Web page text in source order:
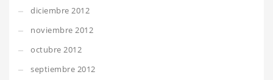
diciembre 2012
noviembre 2012
octubre 2012
septiembre 2012